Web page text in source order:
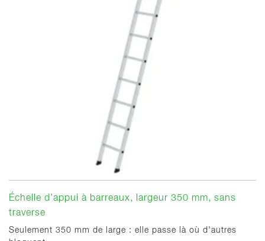
Échelle d’appui à barreaux, largeur 350 mm, sans
traverse
Seulement 350 mm de large : elle passe là où d'autres